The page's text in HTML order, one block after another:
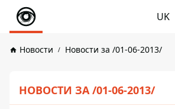
UK
Новости Новости за /01-06-2013/
НОВОСТИ ЗА /01-06-2013/